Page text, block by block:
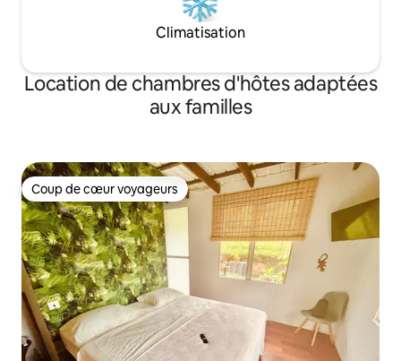
Climatisation
Location de chambres d'hôtes adaptées
aux familles
Coup de cœur voyageurs
Coup de cœur voyageurs